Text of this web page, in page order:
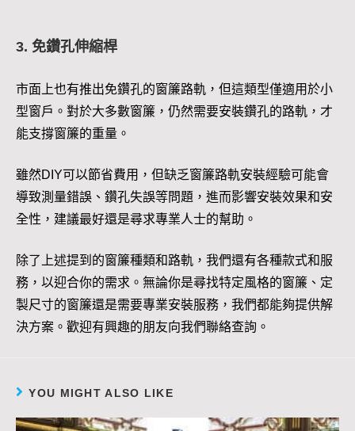
3. 免鑽孔伸縮桿
市面上也有推出免鑽孔的窗簾路軌，但這類型僅適用於小
型窗戶。對於大多數窗簾，仍然需要安裝鑽孔的路軌，才
能支撐窗簾的重量。
雖然DIY可以節省費用，但缺乏窗簾路軌安裝經驗可能會
導致測量錯誤、鑽孔失誤等問題，進而影響安裝效果和安
全性，建議最好還是尋求專業人士的幫助。
除了上述提到的窗簾種類和路軌，我們還有各種款式和服
務，以迎合你的需求。無論你是尋找特定風格的窗簾、定
製尺寸的窗簾還是需要專業安裝服務，我們都能夠提供解
決方案。歡迎有興趣的朋友向我們聯絡查詢。
YOU MIGHT ALSO LIKE